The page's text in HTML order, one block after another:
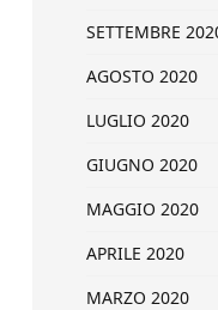
SETTEMBRE
AGOSTO 2020
LUGLIO 2020
GIUGNO 2020
MAGGIO 2020
APRILE 2020
MARZO 2020